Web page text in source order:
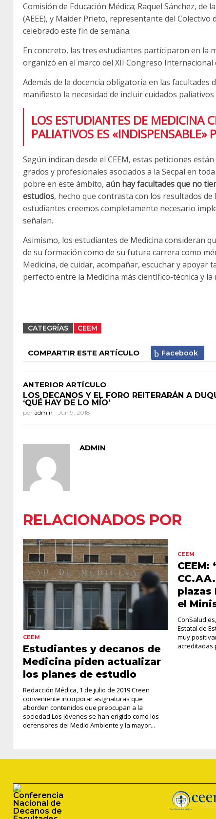
Comisión de Educación Médica; Raquel Sánchez, de
(AEEE), y Maider Prieto, representante del Colectivo
celebrado este fin de semana.
En concreto, las tres estudiantes participaron en la
organizó en el marco del XII Congreso Internacional
Además de la docencia obligatoria en las
manifiesto la necesidad de incluir cuidados paliativos
LOS ESTUDIANTES DE MEDICINA
PALIATIVOS ES
Según indican desde el CEEM, estas peticiones
grados y profesionales asociados a la Secpal en
pobre en este ámbito, aún hay facultades que no
estudios, hecho que contrasta con los resultados
estudiantes creemos completamente necesario
señalan.
Asimismo, los estudiantes de Medicina consideran
de su formación como de su futura carrera como
Medicina, de cuidar, acompañar, escuchar y
perfecto entre la Medicina más científico-técnica y la
CATEGRÍAS CEEM
COMPARTIR ESTE ARTÍCULO
ANTERIOR ARTÍCULO
LOS DECANOS Y EL FORO REITERARÁN A
‘QUÉ HAY DE LO MÍO’
por admin - Jun 9, 2018
ADMIN
RELACIONADOS POR
CEEM
Estudiantes y decanos de
Medicina piden actualizar
los planes de estudio
Redacción Médica, 1 de julio de 2019 Creen
conveniente incorporar asignaturas que
aborden contenidos que preocupan a la
sociedad Los jóvenes se han erigido como los
defensores del Medio Ambiente y la mayor...
CEEM
CEEM:
plazas
el
Estatal de
muy
acreditadas